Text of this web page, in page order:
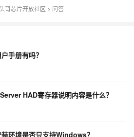
哥芯片开放社区 > 问答
手册有吗？
HAD寄存器说明内容是什么？
环境是否只支持Windows？